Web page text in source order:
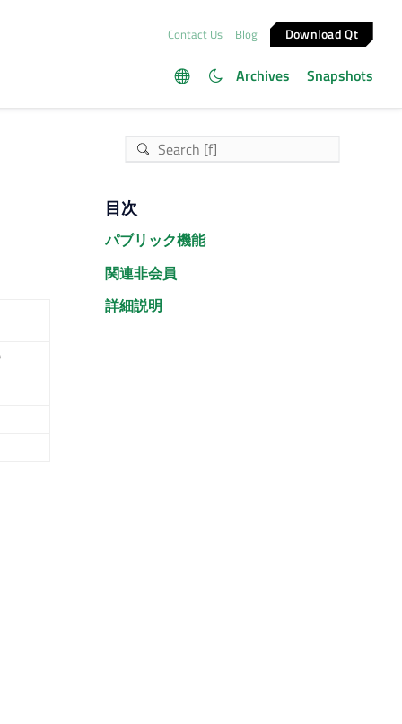
Contact Us Blog Download Qt
Archives Snapshots
目次
パブリック機能
関連非会員
詳細説明